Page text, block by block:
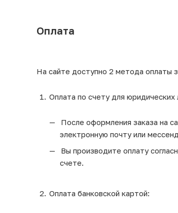
Оплата
На сайте доступно 2 метода оплаты
Оплата по счету для юридических
После оформления заказа на
электронную почту или
Вы производите оплату
счете.
Оплата банковской картой: